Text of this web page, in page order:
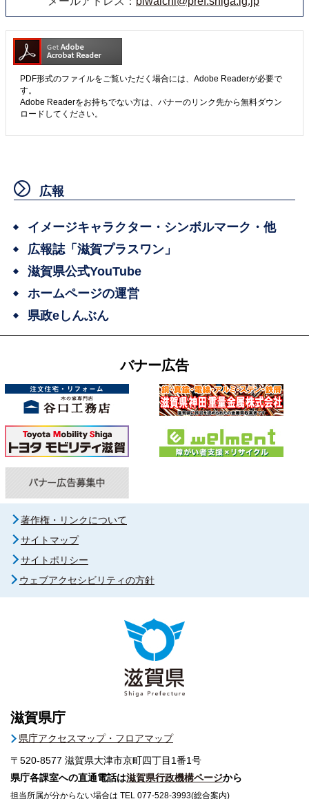
PDF形式のファイルをご覧いただく場合には、Adobe Readerが必要で
す。
Adobe Readerをお持ちでない方は、バナーのリンク先から無料ダウン
ロードしてください。
広報
イメージキャラクター・シンボルマーク・他
広報誌「滋賀プラスワン」
滋賀県公式YouTube
ホームページの運営
県政eしんぶん
バナー広告
著作権・リンクについて
サイトマップ
サイトポリシー
ウェブアクセシビリティの方針
滋賀県庁
県庁アクセスマップ・フロアマップ
〒520-8577 滋賀県大津市京町四丁目1番1号
県庁各課室への直通電話は滋賀県行政機構ページから
担当所属が分からない場合は TEL 077-528-3993(総合案内)